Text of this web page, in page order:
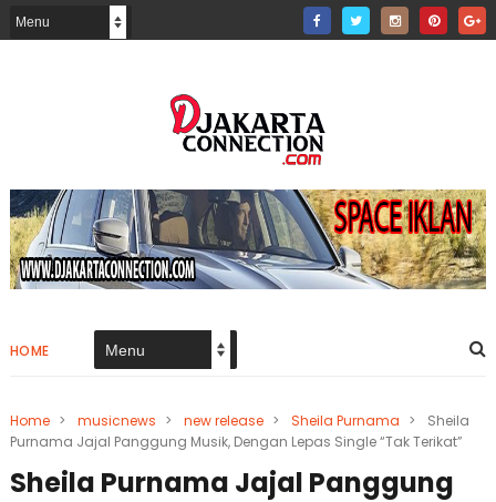
HOME
Home > musicnews > new release > Sheila Purnama >
Sheila
Purnama Jajal Panggung Musik, Dengan Lepas Single “Tak Terikat”
Sheila Purnama Jajal Panggung